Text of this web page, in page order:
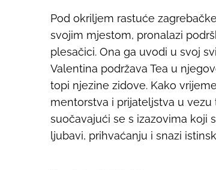
Pod okriljem rastuće
svojim mjestom, pronalazi
plesačici. Ona ga uvodi u svoj
Valentina podržava Tea u
topi njezine zidove. Kako
mentorstva i prijateljstva u
suočavajući se s izazovima koji
ljubavi, prihvaćanju i snazi